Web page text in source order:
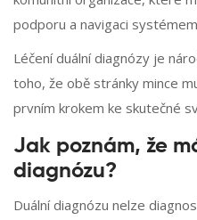
podporu a navigaci
Léčení duální diagnózy je
toho, že obě stránky mince
prvním krokem ke skutečné
Jak poznám, že
diagnózu?
Duální diagnózu nelze